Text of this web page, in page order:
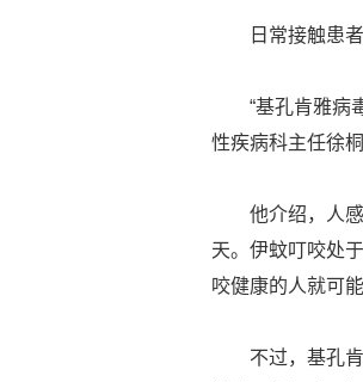
日常接触患
“基孔肯雅病
性疾病科主任徐桐
他介绍，人
天。伊蚊叮咬处
咬健康的人就可
不过，基孔